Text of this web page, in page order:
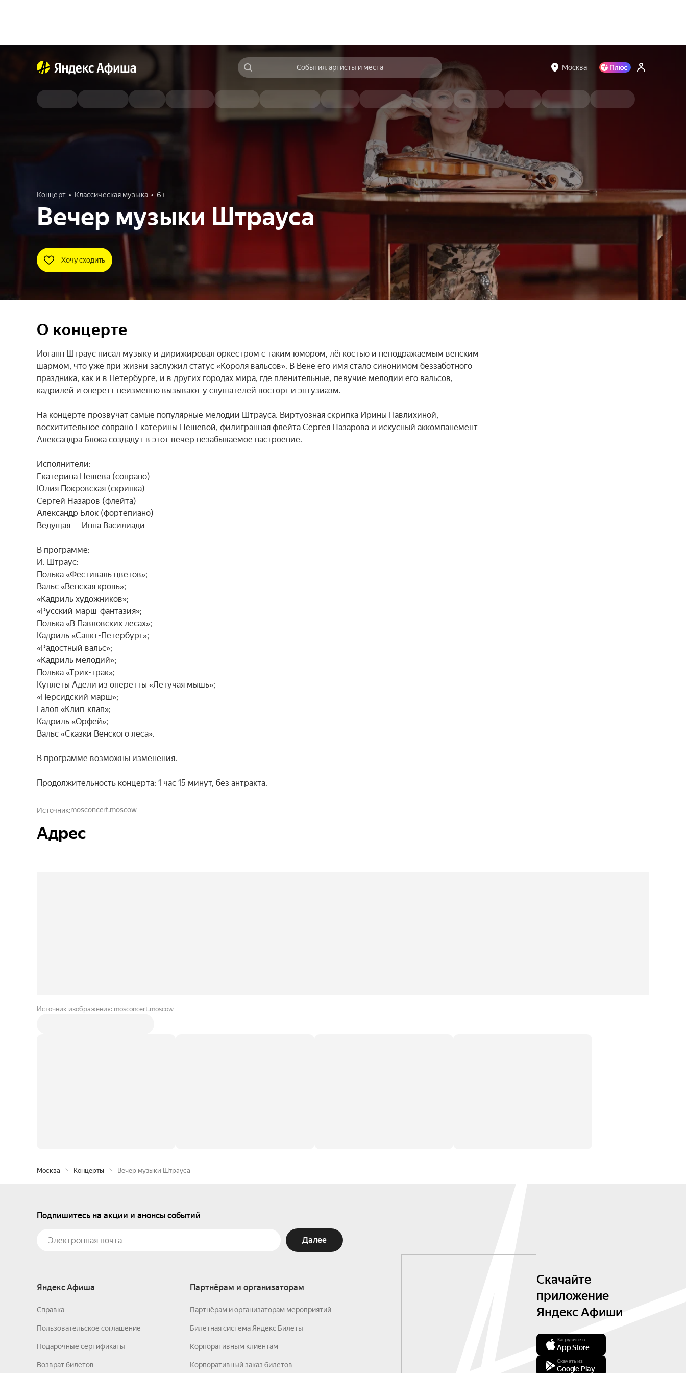
События, артисты и места Москва
Концерт Классическая музыка 6+
Вечер музыки Штрауса
Хочу сходить
О концерте
Иоганн Штраус писал музыку и дирижировал оркестром с таким юмором, лёгкостью и неподражаемым венским
шармом, что уже при жизни заслужил статус «Короля вальсов». В Вене его имя стало синонимом беззаботного
праздника, как и в Петербурге, и в других городах мира, где пленительные, певучие мелодии его вальсов,
кадрилей и оперетт неизменно вызывают у слушателей восторг и энтузиазм.
На концерте прозвучат самые популярные мелодии Штрауса. Виртуозная скрипка Ирины Павлихиной,
восхитительное сопрано Екатерины Нешевой, филигранная флейта Сергея Назарова и искусный аккомпанемент
Александра Блока создадут в этот вечер незабываемое настроение.
Исполнители:
Екатерина Нешева (сопрано)
Юлия Покровская (скрипка)
Сергей Назаров (флейта)
Александр Блок (фортепиано)
Ведущая — Инна Василиади
В программе:
И. Штраус:
Полька «Фестиваль цветов»;
Вальс «Венская кровь»;
«Кадриль художников»;
«Русский марш-фантазия»;
Полька «В Павловских лесах»;
Кадриль «Санкт-Петербург»;
«Радостный вальс»;
«Кадриль мелодий»;
Полька «Трик-трак»;
Куплеты Адели из оперетты «Летучая мышь»;
«Персидский марш»;
Галоп «Клип-клап»;
Кадриль «Орфей»;
Вальс «Сказки Венского леса».
В программе возможны изменения.
Продолжительность концерта: 1 час 15 минут, без антракта.
Источникmosconcert.moscow
Адрес
Источник изображения: mosconcert.moscow
Москва Концерты Вечер музыки Штрауса
Подпишитесь на акции и анонсы событий
Далее
Яндекс Афиша
Справка
Пользовательское соглашение
Подарочные сертификаты
Возврат билетов
Партнёрам и организаторам
Партнёрам и организаторам мероприятий
Билетная система Яндекс Билеты
Корпоративным клиентам
Корпоративный заказ билетов
Скачайте
приложение
Яндекс Афиши
Загрузите в
App Store
Скачать из
Google Play